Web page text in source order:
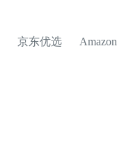
京东优选 Amazon